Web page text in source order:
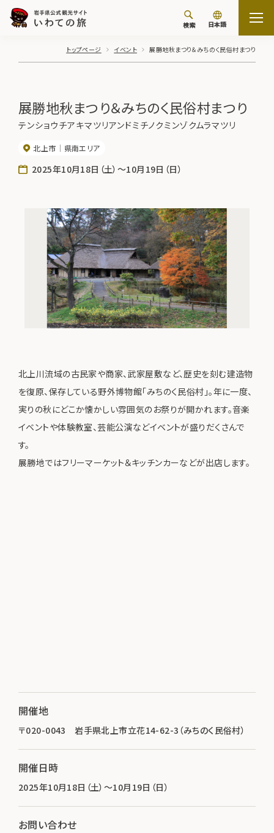
検索 日本語
トップページ イベント 展勝地秋まつり＆みちのく民俗村まつり
展勝地秋まつり＆みちのく民俗村まつり
テンショウチアキマツリアンドミチノクミンゾクムラマツリ
北上市 県南エリア
2025年10月18日（土）～10月19日（日）
北上川流域の古民家や商家、武家屋敷など、歴史を刻む建造物
を復原、保存している野外博物館「みちのく民俗村」。年に一度、
実りの秋にどこか懐かしい雰囲気のお祭りが開かれます。音楽
イベントや体験教室、芸能公演などイベントが盛りだくさんで
す。
展勝地ではフリーマーケット＆キッチンカーなどが出店します。
開催地
〒020-0043 岩手県北上市立花14-62-3（みちのく民俗村）
開催日時
2025年10月18日（土）～10月19日（日）
お問い合わせ